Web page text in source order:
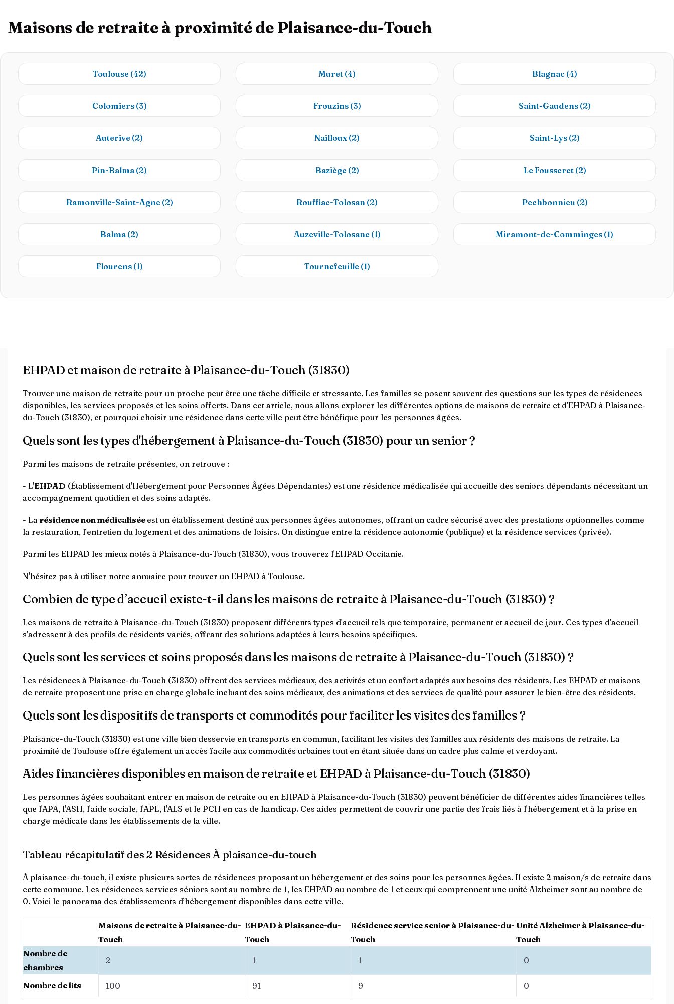
Maisons de retraite à proximité de Plaisance-du-Touch
Toulouse (42) Muret (4) Blagnac (4)
Colomiers (3) Frouzins (3) Saint-Gaudens (2)
Auterive (2) Nailloux (2) Saint-Lys (2)
Pin-Balma(2) Baziège (2) Le Fousseret (2)
Ramonville-Saint-Agne (2) Rouffiac-Tolosan (2) Pechbonnieu (2)
Balma(2) Auzeville-Tolosane (1) Miramont-de-Comminges (1)
Flourens (1) Tournefeuille (1)
EHPAD et maison de retraite à Plaisance-du-Touch (31830)
Trouver une maison de retraite pour un proche peut être une tâche difficile et stressante. Les familles se posent souvent des questions sur les types de résidences
disponibles, les services proposés et les soins offerts. Dans cet article, nous allons explorer les différentes options de maisons de retraite et d'EHPAD à Plaisance-
du-Touch (31830), et pourquoi choisir une résidence dans cette ville peut être bénéfique pour les personnes âgées.
Quels sont les types d'hébergement à Plaisance-du-Touch (31830) pour un senior ?
Parmi les maisons de retraite présentes, on retrouve :
- L'EHPAD (Établissement d'Hébergement pour Personnes Âgées Dépendantes) est une résidence médicalisée qui accueille des seniors dépendants nécessitant un
accompagnement quotidien et des soins adaptés.
- La résidence non médicalisée est un établissement destiné aux personnes âgées autonomes, offrant un cadre sécurisé avec des prestations optionnelles comme
la restauration, l’entretien du logement et des animations de loisirs. On distingue entre la résidence autonomie (publique) et la résidence services (privée).
Parmi les EHPAD les mieux notés à Plaisance-du-Touch (31830), vous trouverez l'EHPAD Occitanie.
N'hésitez pas à utiliser notre annuaire pour trouver un EHPAD à Toulouse.
Combien de type d’accueil existe-t-il dans les maisons de retraite à Plaisance-du-Touch (31830) ?
Les maisons de retraite à Plaisance-du-Touch (31830) proposent différents types d'accueil tels que temporaire, permanent et accueil de jour. Ces types d'accueil
s'adressent à des profils de résidents variés, offrant des solutions adaptées à leurs besoins spécifiques.
Quels sont les services et soins proposés dans les maisons de retraite à Plaisance-du-Touch (31830) ?
Les résidences à Plaisance-du-Touch (31830) offrent des services médicaux, des activités et un confort adaptés aux besoins des résidents. Les EHPAD et maisons
de retraite proposent une prise en charge globale incluant des soins médicaux, des animations et des services de qualité pour assurer le bien-être des résidents.
Quels sont les dispositifs de transports et commodités pour faciliter les visites des familles ?
Plaisance-du-Touch (31830) est une ville bien desservie en transports en commun, facilitant les visites des familles aux résidents des maisons de retraite. La
proximité de Toulouse offre également un accès facile aux commodités urbaines tout en étant située dans un cadre plus calme et verdoyant.
Aides financières disponibles en maison de retraite et EHPAD à Plaisance-du-Touch (31830)
Les personnes âgées souhaitant entrer en maison de retraite ou en EHPAD à Plaisance-du-Touch (31830) peuvent bénéficier de différentes aides financières telles
que l'APA, l'ASH, l'aide sociale, l'APL, l'ALS et le PCH en cas de handicap. Ces aides permettent de couvrir une partie des frais liés à l'hébergement et à la prise en
charge médicale dans les établissements de la ville.
Tableau récapitulatif des 2 Résidences À plaisance-du-touch
À plaisance-du-touch, il existe plusieurs sortes de résidences proposant un hébergement et des soins pour les personnes âgées. Il existe 2 maison/s de retraite dans
cette commune. Les résidences services séniors sont au nombre de 1, les EHPAD au nombre de 1 et ceux qui comprennent une unité Alzheimer sont au nombre de
0. Voici le panorama des établissements d’hébergement disponibles dans cette ville.
Maisons de retraite à Plaisance-du-
Touch
EHPAD à Plaisance-du-
Touch
Résidence service senior à Plaisance-du-
Touch
Unité Alzheimer à Plaisance-du-
Touch
Nombre de
chambres
2 1 1 0
Nombre de lits 100 91 9 0